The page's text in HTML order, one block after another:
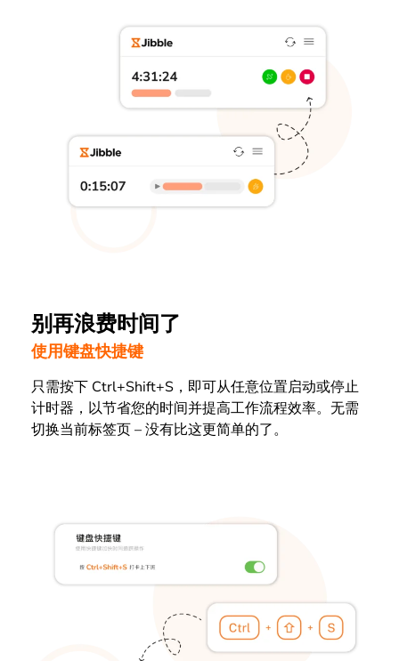
别再浪费时间了
使用键盘快捷键
只需按下 Ctrl+Shift+S，即可从任意位置启动或停止
计时器，以节省您的时间并提高工作流程效率。无需
切换当前标签页 – 没有比这更简单的了。